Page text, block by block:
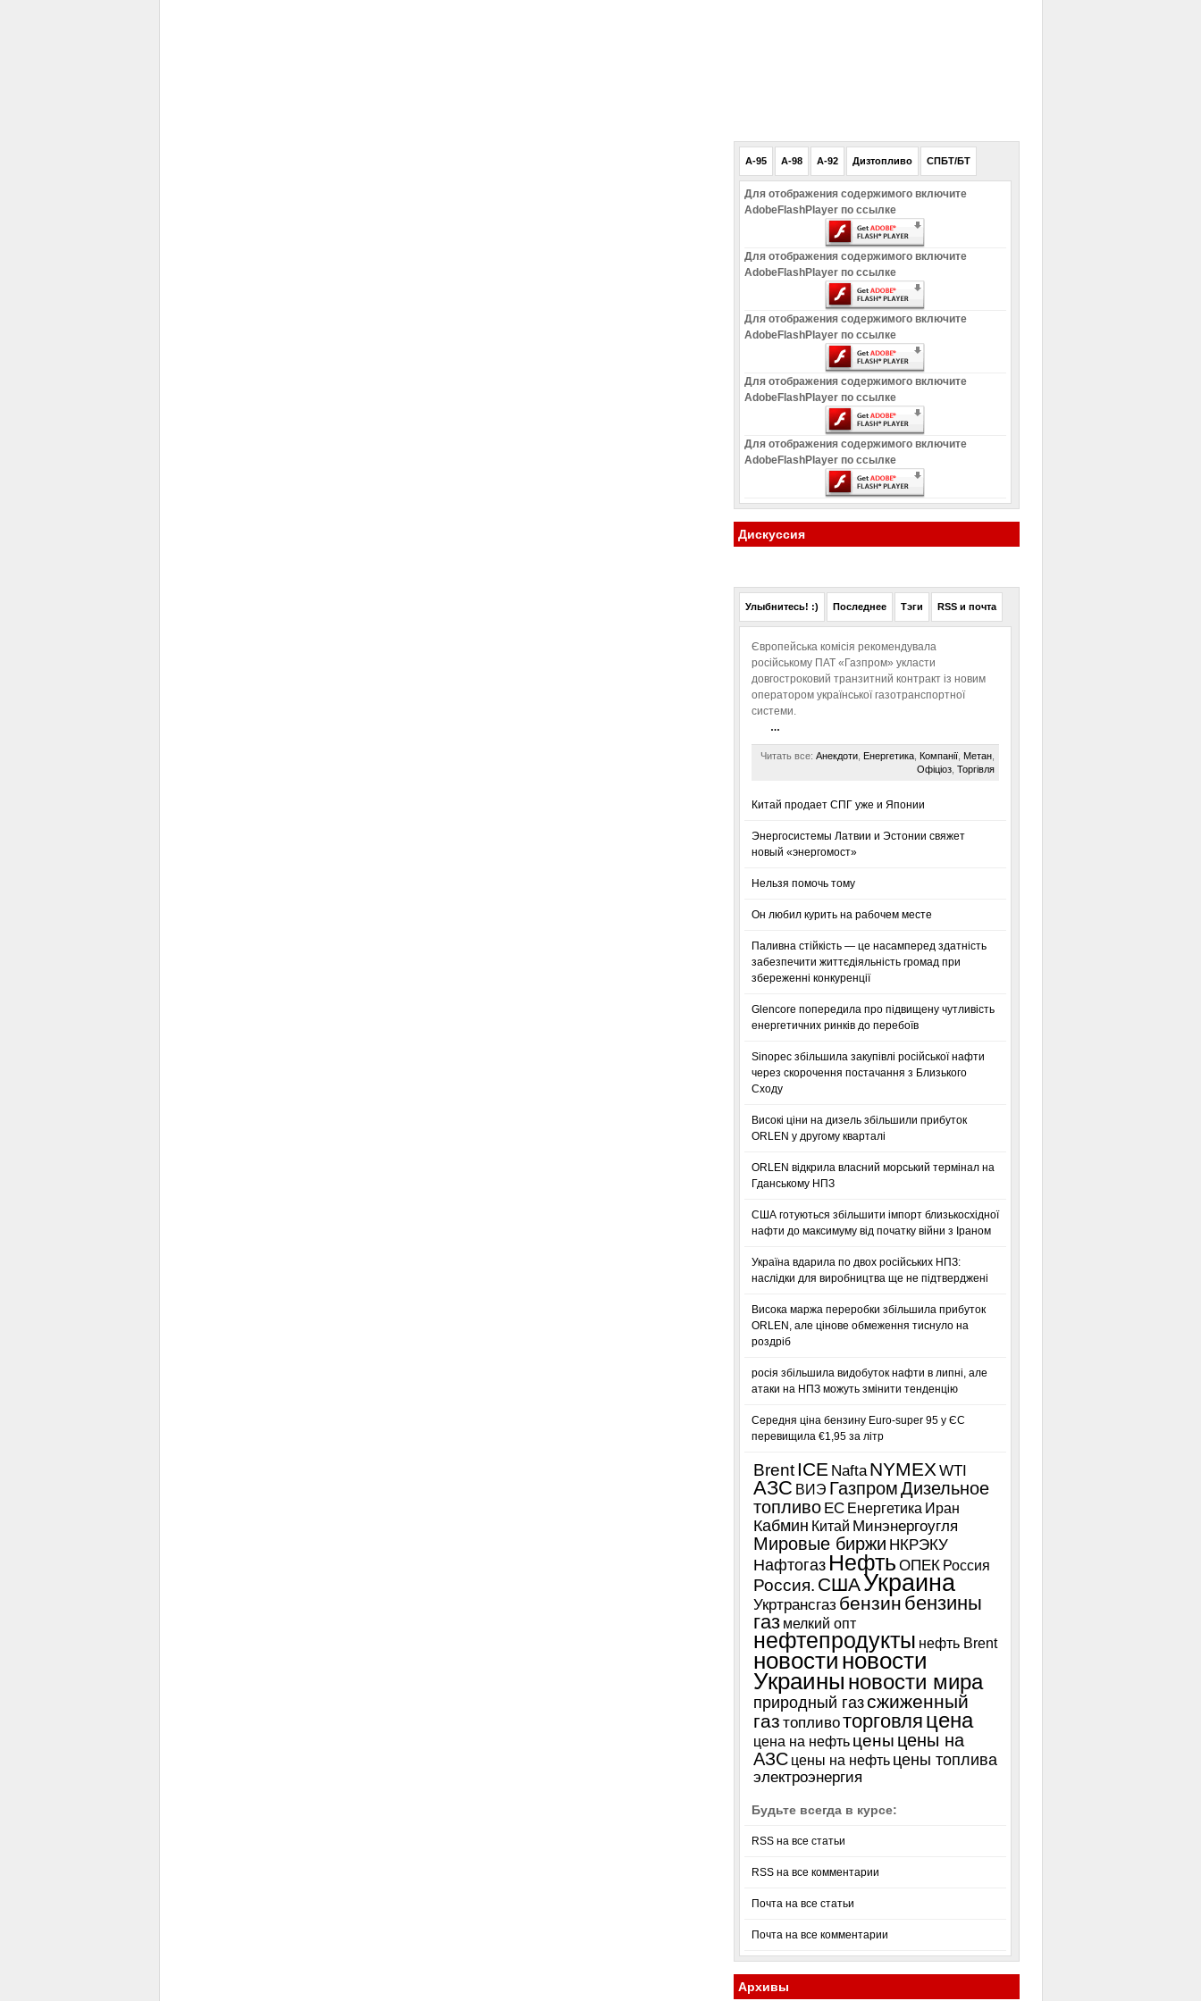
A-95 A-98 A-92 Дизтопливо СПБТ/БТ
Для отображения содержимого включите
AdobeFlashPlayer по ссылке
Для отображения содержимого включите
AdobeFlashPlayer по ссылке
Для отображения содержимого включите
AdobeFlashPlayer по ссылке
Для отображения содержимого включите
AdobeFlashPlayer по ссылке
Для отображения содержимого включите
AdobeFlashPlayer по ссылке
Дискуссия
Улыбнитесь! :) Последнее Тэги RSS и почта
Європейська комісія рекомендувала
російському ПАТ «Газпром» укласти
довгостроковий транзитний контракт із новим
оператором української газотранспортної
системи.
…
Читать все: Анекдоти, Енергетика, Компанії, Метан,
Офіціоз, Торгівля
Китай продает СПГ уже и Японии
Энергосистемы Латвии и Эстонии свяжет
новый «энергомост»
Нельзя помочь тому
Он любил курить на рабочем месте
Паливна стійкість — це насамперед здатність
забезпечити життєдіяльність громад при
збереженні конкуренції
Glencore попередила про підвищену чутливість
енергетичних ринків до перебоїв
Sinopec збільшила закупівлі російської нафти
через скорочення постачання з Близького
Сходу
Високі ціни на дизель збільшили прибуток
ORLEN у другому кварталі
ORLEN відкрила власний морський термінал на
Гданському НПЗ
США готуються збільшити імпорт близькосхідної
нафти до максимуму від початку війни з Іраном
Україна вдарила по двох російських НПЗ:
наслідки для виробництва ще не підтверджені
Висока маржа переробки збільшила прибуток
ORLEN, але цінове обмеження тиснуло на
роздріб
росія збільшила видобуток нафти в липні, але
атаки на НПЗ можуть змінити тенденцію
Середня ціна бензину Euro-super 95 у ЄС
перевищила €1,95 за літр
Brent ICE Nafta NYMEXWTI
АЗС ВИЭ ГазпромДизельное
топливо ЕС Енергетика Иран
Кабмин Китай Минэнергоугля
Мировые биржи НКРЭКУ
Нафтогаз Нефть ОПЕК Россия
Россия. СШАУкраина
Укртрансгаз бензин бензины
газ мелкий опт
нефтепродукты нефть Brent
новости новости
Украины новости мира
природный газсжиженный
газ топливоторговля цена
цена на нефть цены цены на
АЗС цены на нефть цены топлива
электроэнергия
Будьте всегда в курсе:
RSS на все статьи
RSS на все комментарии
Почта на все статьи
Почта на все комментарии
Архивы